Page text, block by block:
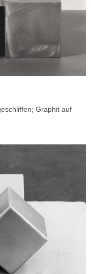
Graphit auf